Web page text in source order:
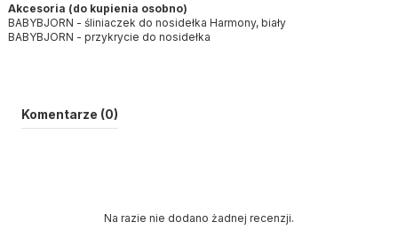
Akcesoria (do kupienia osobno)
BABYBJORN - śliniaczek do nosidełka Harmony, biały
BABYBJORN - przykrycie do nosidełka
Komentarze (0)
Na razie nie dodano żadnej recenzji.